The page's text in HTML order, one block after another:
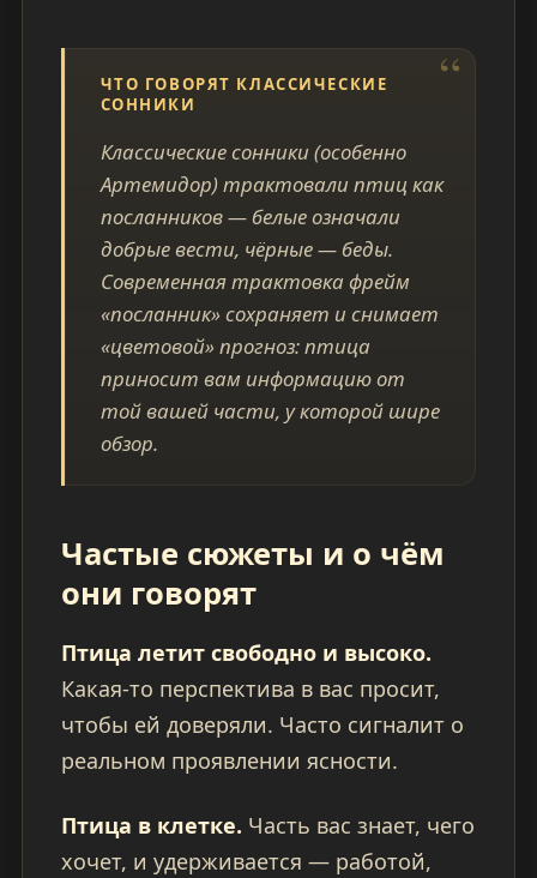
ЧТО ГОВОРЯТ КЛАССИЧЕСКИЕ
СОННИКИ
Классические сонники (особенно
Артемидор) трактовали птиц как
посланников — белые означали
добрые вести, чёрные — беды.
Современная трактовка фрейм
«посланник» сохраняет и снимает
«цветовой» прогноз: птица
приносит вам информацию от
той вашей части, у которой шире
обзор.
Частые сюжеты и о чём
они говорят
Птица летит свободно и высоко.
Какая-то перспектива в вас просит,
чтобы ей доверяли. Часто сигналит о
реальном проявлении ясности.
Птица в клетке. Часть вас знает, чего
хочет, и удерживается — работой,